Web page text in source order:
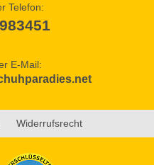
Telefon:
E-Mail:
Widerrufsrecht